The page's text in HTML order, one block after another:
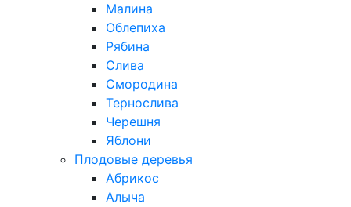
Малина
Облепиха
Рябина
Слива
Смородина
Тернослива
Черешня
Яблони
Плодовые деревья
Абрикос
Алыча